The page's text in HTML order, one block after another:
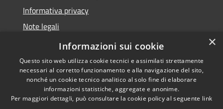
Informativa privacy
Note legali
Dichiarazione di accessibilità
Accessibilità
Copyright © 2026 • Comune di
Pescopagano • Powered by
×
Informazioni sui cookie
Questo sito web utilizza cookie tecnici e assimilati strettamente
necessari al corretto funzionamento e alla navigazione del sito,
nonché un cookie tecnico analitico al solo fine di elaborare
informazioni statistiche, aggregate e anonime.
Per maggiori dettagli, può consultare la cookie policy al seguente link